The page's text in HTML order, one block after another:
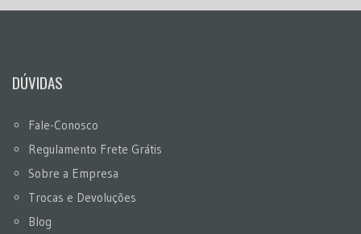
DÚVIDAS
Fale-Conosco
Regulamento Frete Grátis
Sobre a Empresa
Trocas e Devoluções
Blog